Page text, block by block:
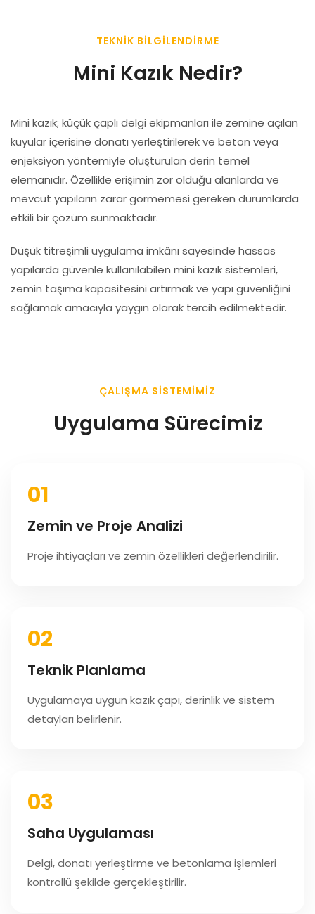
TEKNIK BILGILENDIRME
Mini Kazık Nedir?
Mini kazık; küçük çaplı delgi ekipmanları ile zemine açılan
kuyular içerisine donatı yerleştirilerek ve beton veya
enjeksiyon yöntemiyle oluşturulan derin temel
elemanıdır. Özellikle erişimin zor olduğu alanlarda ve
mevcut yapıların zarar görmemesi gereken durumlarda
etkili bir çözüm sunmaktadır.
Düşük titreşimli uygulama imkânı sayesinde hassas
yapılarda güvenle kullanılabilen mini kazık sistemleri,
zemin taşıma kapasitesini artırmak ve yapı güvenliğini
sağlamak amacıyla yaygın olarak tercih edilmektedir.
ÇALIŞMA SISTEMIMIZ
Uygulama Sürecimiz
01
Zemin ve Proje Analizi
Proje ihtiyaçları ve zemin özellikleri değerlendirilir.
02
Teknik Planlama
Uygulamaya uygun kazık çapı, derinlik ve sistem
detayları belirlenir.
03
Saha Uygulaması
Delgi, donatı yerleştirme ve betonlama işlemleri
kontrollü şekilde gerçekleştirilir.